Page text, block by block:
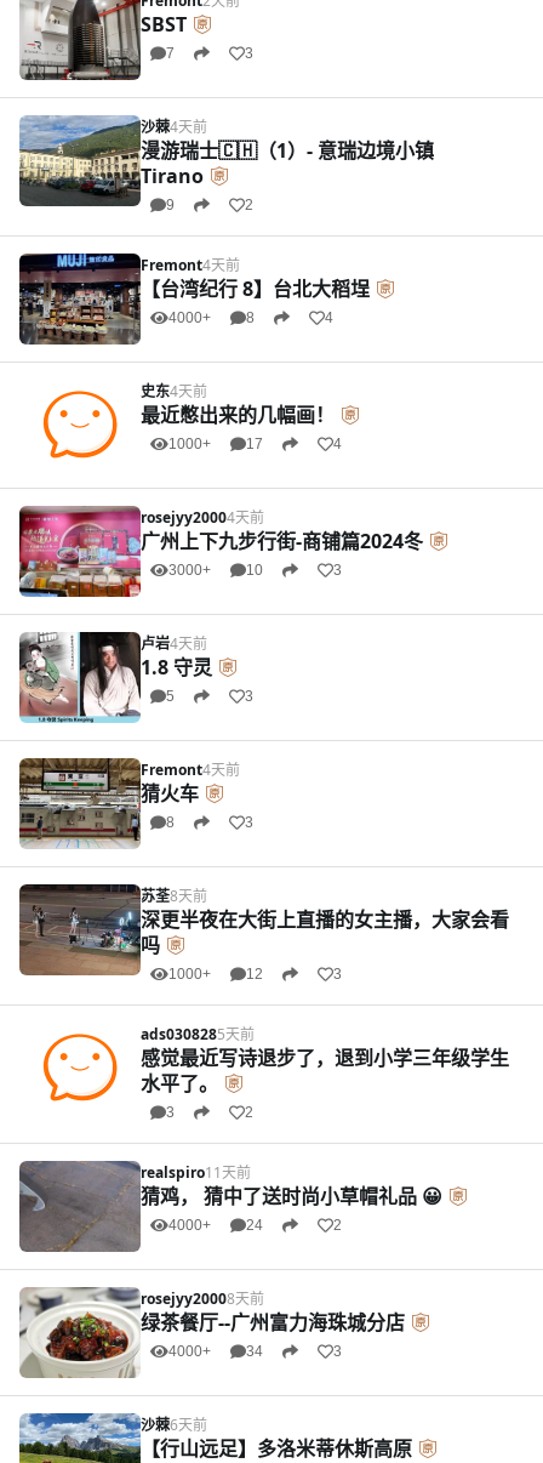
SBST
7 3
沙棘4天前
漫游瑞士🇨🇭（1）- 意瑞边境小镇
Tirano
9 2
Fremont4天前
【台湾纪行 8】台北大稻埕
4000+ 8 4
史东4天前
最近憋出来的几幅画！
1000+ 17 4
rosejyy20004天前
广州上下九步行街-商铺篇2024冬
3000+ 10 3
卢岩4天前
1.8 守灵
5 3
Fremont4天前
猜火车
8 3
苏荃8天前
深更半夜在大街上直播的女主播，大家会看
吗
1000+ 12 3
ads0308285天前
感觉最近写诗退步了，退到小学三年级学生
水平了。
3 2
realspiro11天前
猜鸡， 猜中了送时尚小草帽礼品 😀
4000+ 24 2
rosejyy20008天前
绿茶餐厅--广州富力海珠城分店
4000+ 34 3
沙棘6天前
【行山远足】多洛米蒂休斯高原